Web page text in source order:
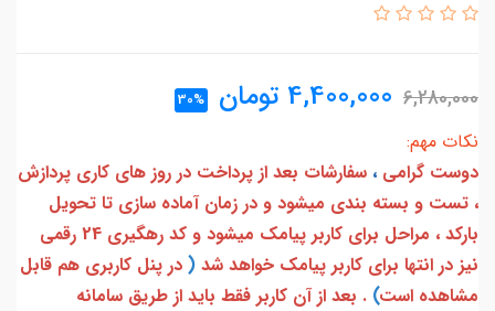
6,280,000
4,400,000 تومان 30%
نکات مهم:
دوست گرامی ، سفارشات بعد از پرداخت در روز های کاری پردازش
، تست و بسته بندی میشود و در زمان آماده سازی تا تحویل
بارکد ، مراحل برای کاربر پیامک میشود و کد رهگیری 24 رقمی
نیز در انتها برای کاربر پیامک خواهد شد ( در پنل کاربری هم قابل
مشاهده است) . بعد از آن کاربر فقط باید از طریق سامانه